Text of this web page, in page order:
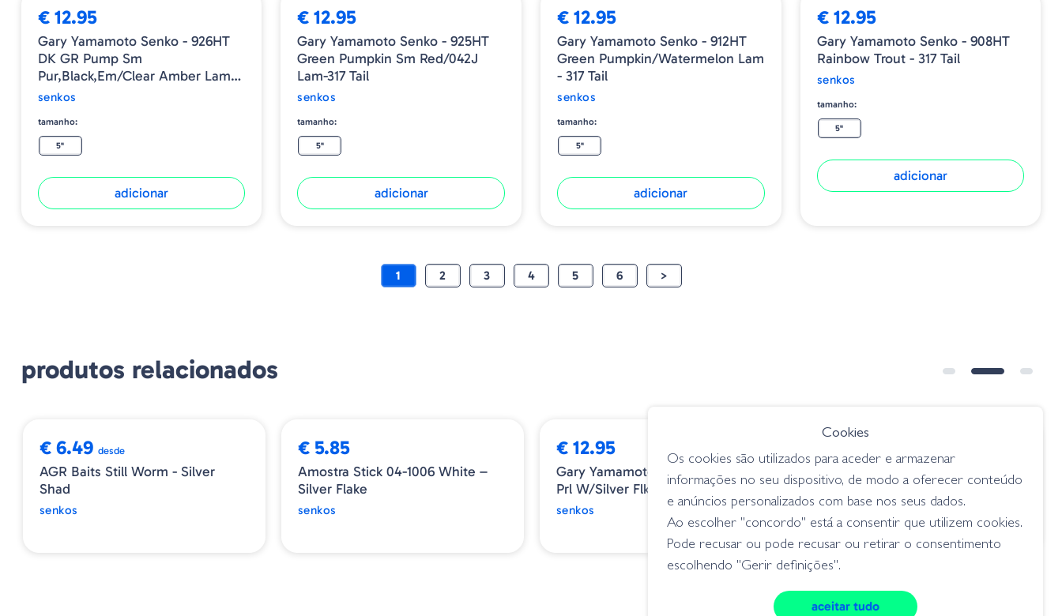
€ 12.95
Gary Yamamoto Senko - 926HT
DK GR Pump Sm
Pur,black,em/Clear Amber Lam-
317 Tail
senkos
tamanho:
5"
adicionar
€ 12.95
Gary Yamamoto Senko - 925HT
Green Pumpkin Sm Red/042J
Lam-317 Tail
senkos
tamanho:
5"
adicionar
€ 12.95
Gary Yamamoto Senko - 912HT
Green Pumpkin/Watermelon Lam
- 317 Tail
senkos
tamanho:
5"
adicionar
€ 12.95
Gary Yamamoto Senko - 908HT
Rainbow Trout - 317 Tail
senkos
tamanho:
5"
adicionar
1 2 3 4 5 6 >
produtos relacionados
€ 6.49 desde
AGR Baits Still Worm - Silver
Shad
senkos
€ 5.85
Amostra Stick 04-1006 White –
Silver Flake
senkos
€ 12.95
Gary Yamamoto Senko - 031 Blue
Prl W/Silver Flk
senkos
€ 6.85
Googan Lunker Log - Baby Bass
senkos
Cookies
Os cookies são utilizados para aceder e armazenar
informações no seu dispositivo, de modo a oferecer conteúdo
e anúncios personalizados com base nos seus dados.
Ao escolher "concordo" está a consentir que utilizem cookies.
Pode recusar ou pode recusar ou retirar o consentimento
escolhendo "Gerir definições".
aceitar tudo